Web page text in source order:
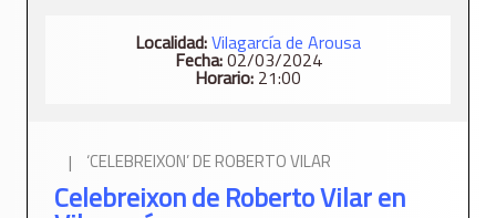
Localidad:Vilagarcí­a de Arousa
Fecha:02/03/2024
Horario: 21:00
| ‘CELEBREIXON’ DE ROBERTO VILAR
Celebreixon de Roberto Vilar en